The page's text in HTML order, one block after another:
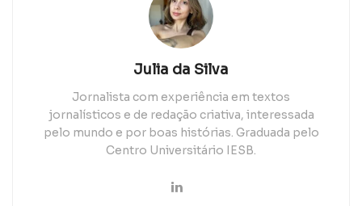
Julia da Silva
Jornalista com experiência em textos
jornalísticos e de redação criativa, interessada
pelo mundo e por boas histórias. Graduada pelo
Centro Universitário IESB.